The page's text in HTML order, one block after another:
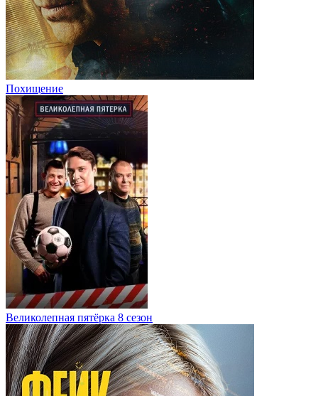
Похищение
Великолепная пятёрка 8 сезон